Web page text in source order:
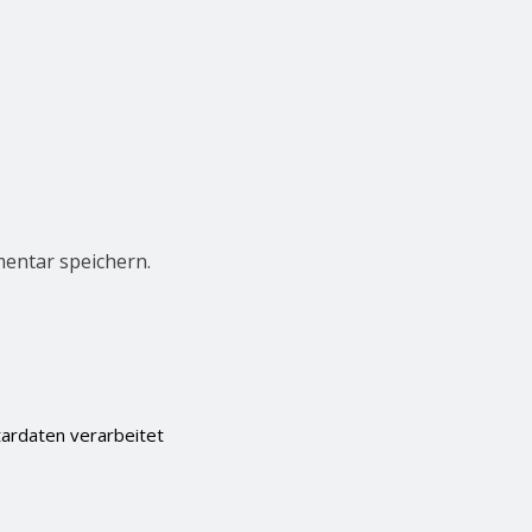
speichern.
verarbeitet